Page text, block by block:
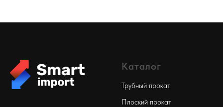
Каталог
Трубный прокат
Плоский прокат